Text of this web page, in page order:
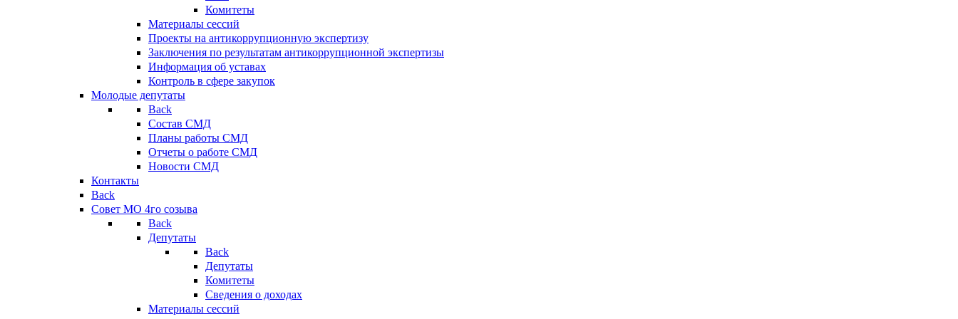
Комитеты
Материалы сессий
Проекты на антикоррупционную экспертизу
Заключения по результатам антикоррупционной экспертизы
Информация об уставах
Контроль в сфере закупок
Молодые депутаты
Back
Состав СМД
Планы работы СМД
Отчеты о работе СМД
Новости СМД
Контакты
Back
Совет МО 4го созыва
Back
Депутаты
Back
Депутаты
Комитеты
Сведения о доходах
Материалы сессий